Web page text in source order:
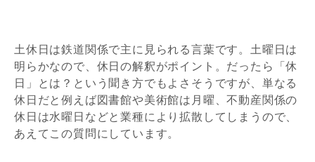
土休日は鉄道関係で主に見られる言葉です。土曜日は
明らかなので、休日の解釈がポイント。だったら「休
日」とは？という聞き方でもよさそうですが、単なる
休日だと例えば図書館や美術館は月曜、不動産関係の
休日は水曜日などと業種により拡散してしまうので、
あえてこの質問にしています。